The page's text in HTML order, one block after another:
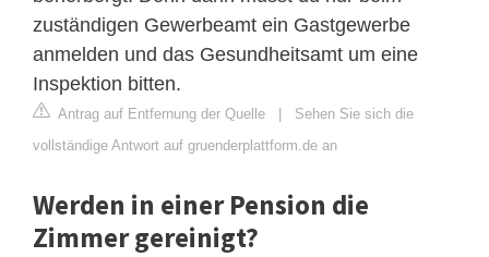
zuständigen Gewerbeamt ein Gastgewerbe
anmelden und das Gesundheitsamt um eine
Inspektion bitten.
Antrag auf Entfernung der Quelle
Sehen Sie sich die
vollständige Antwort auf gruenderplattform.de an
Werden in einer Pension die
Zimmer gereinigt?